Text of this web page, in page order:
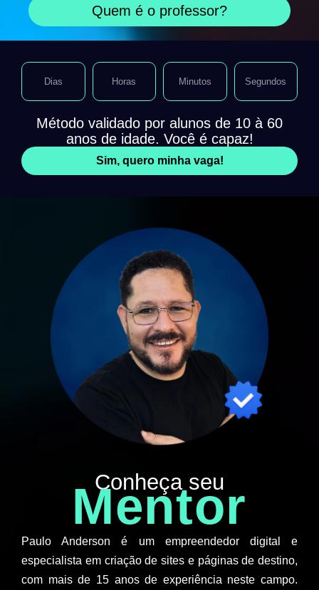
Quem é o professor?
Método validado por alunos de 10 à 60
anos de idade. Você é capaz!
Sim, quero minha vaga!
Dias Horas Minutos Segundos
Conheça seu
Mentor
Paulo Anderson é um empreendedor digital e
especialista em criação de sites e páginas de destino,
com mais de 15 anos de experiência neste campo.